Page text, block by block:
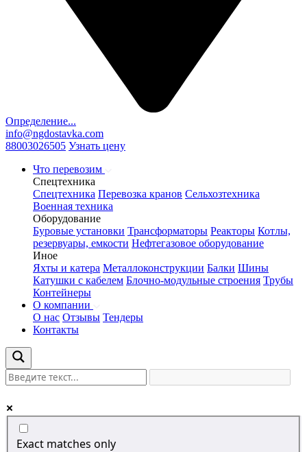
Определение...
info@ngdostavka.com
88003026505 Узнать цену
Что перевозим
Спецтехника
Спецтехника Перевозка кранов Сельхозтехника
Военная техника
Оборудование
Буровые установки Трансформаторы Реакторы Котлы,
резервуары, емкости Нефтегазовое оборудование
Иное
Яхты и катера Металлоконструкции Балки Шины
Катушки с кабелем Блочно-модульные строения Трубы
Контейнеры
О компании
О нас Отзывы Тендеры
Контакты
Exact matches only